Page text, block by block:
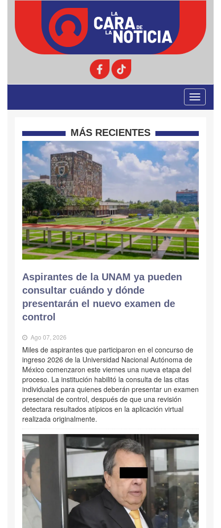
Toggle
MÁS RECIENTES
Aspirantes de la UNAM ya pueden
consultar cuándo y dónde
presentarán el nuevo examen de
control
Ago 07, 2026
Miles de aspirantes que participaron en el concurso de
ingreso 2026 de la Universidad Nacional Autónoma de
México comenzaron este viernes una nueva etapa del
proceso. La institución habilitó la consulta de las citas
individuales para quienes deberán presentar un examen
presencial de control, después de que una revisión
detectara resultados atípicos en la aplicación virtual
realizada originalmente.